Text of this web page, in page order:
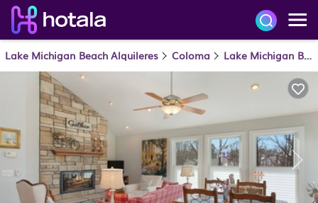
Lake Michigan Beach Alquileres Coloma Lake Michigan Beach